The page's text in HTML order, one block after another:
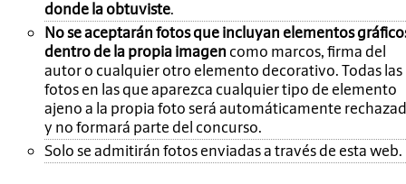
donde la obtuviste.
No se aceptarán fotos que incluyan elementos
dentro de la propia imagen como marcos, firma del
autor o cualquier otro elemento decorativo. Todas las
fotos en las que aparezca cualquier tipo de elemento
ajeno a la propia foto será automáticamente
y no formará parte del concurso.
Solo se admitirán fotos enviadas a través de esta web.